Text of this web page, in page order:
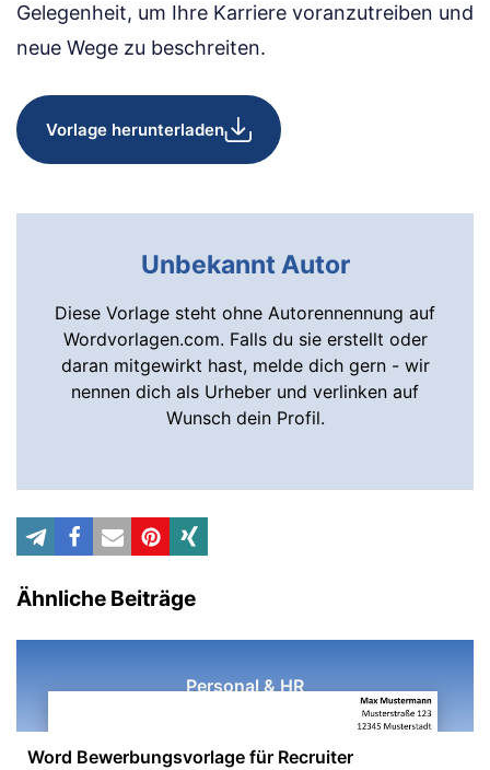
Gelegenheit, um Ihre Karriere voranzutreiben und
neue Wege zu beschreiten.
Vorlage herunterladen
Unbekannt Autor
Diese Vorlage steht ohne Autorennennung auf
Wordvorlagen.com. Falls du sie erstellt oder
daran mitgewirkt hast, melde dich gern - wir
nennen dich als Urheber und verlinken auf
Wunsch dein Profil.
Ähnliche Beiträge
Personal & HR
Word Bewerbungsvorlage für Recruiter